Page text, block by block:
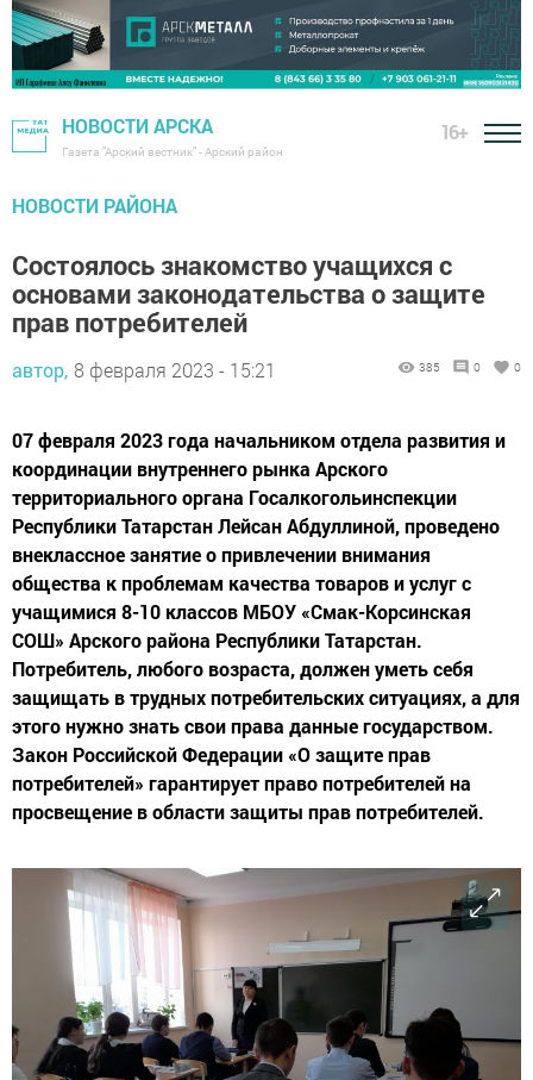
НОВОСТИ АРСКА
Газета "Арский вестник" - Арский район
16+
НОВОСТИ РАЙОНА
Состоялось знакомство учащихся с
основами законодательства о защите
прав потребителей
автор, 8 февраля 2023 - 15:21 385 0 0
07 февраля 2023 года начальником отдела развития и
координации внутреннего рынка Арского
территориального органа Госалкогольинспекции
Республики Татарстан Лейсан Абдуллиной, проведено
внеклассное занятие о привлечении внимания
общества к проблемам качества товаров и услуг с
учащимися 8-10 классов МБОУ «Смак-Корсинская
СОШ» Арского района Республики Татарстан.
Потребитель, любого возраста, должен уметь себя
защищать в трудных потребительских ситуациях, а для
этого нужно знать свои права данные государством.
Закон Российской Федерации «О защите прав
потребителей» гарантирует право потребителей на
просвещение в области защиты прав потребителей.